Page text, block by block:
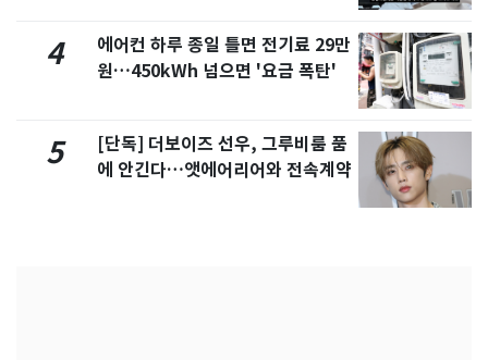
4
에어컨 하루 종일 틀면 전기료 29만
원…450kWh 넘으면 '요금 폭탄'
5
[단독] 더보이즈 선우, 그루비룸 품
에 안긴다…앳에어리어와 전속계약